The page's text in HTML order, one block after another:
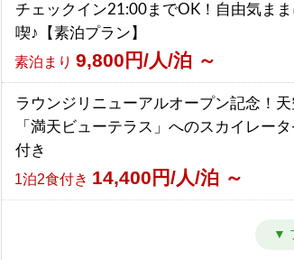
【西館】【朝食付】連泊プラン / 焼額
前！小学生までリフト券無料♪
朝食のみ 10,445円/人/泊 ～
【西館】【夕朝食付】連泊プラン / 焼額
の前！小学生までリフト券無料♪
ビスなしの割り切りプラン◎
素泊まり4,000円/人/泊 ～
【2食付・連泊プラン】5泊以上のご宿
ク！北アルプスを望む露天風呂付温泉宿
1泊2食付き10,000円/人/泊 ～
チェックイン21:00までOK！自由気ま
喫♪【素泊プラン】
素泊まり 9,800円/人/泊 ～
ラウンジリニューアルオープン記念！
「満天ビューテラス」へのスカイレー
付き
1泊2食付き 14,400円/人/泊 ～